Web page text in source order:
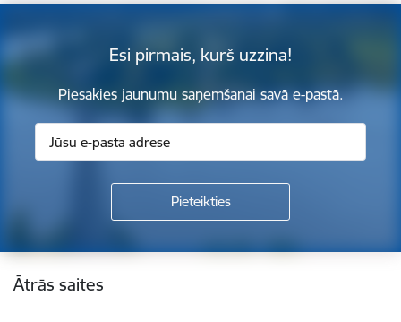
Esi pirmais, kurš uzzina!
Piesakies jaunumu saņemšanai savā e-pastā.
Kājene
Ātrās saites